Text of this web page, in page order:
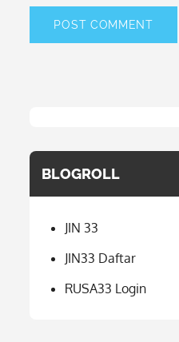
BLOGROLL
JIN 33
JIN33 Daftar
RUSA33 Login